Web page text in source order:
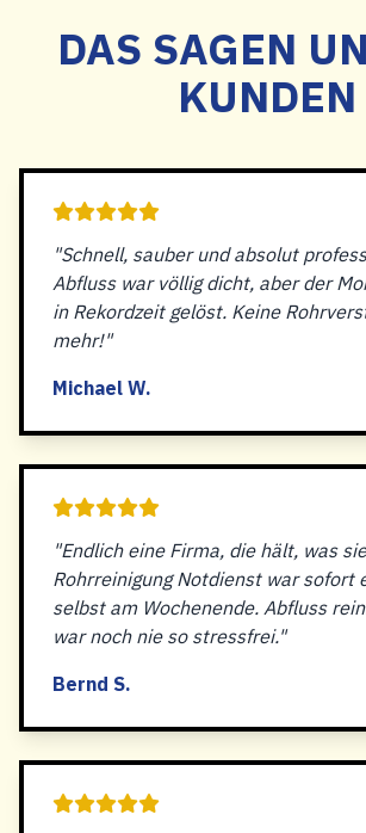
DAS SAGEN
KUNDEN
"Schnell, sauber und absolut
Abfluss war völlig dicht, aber der
in Rekordzeit gelöst. Keine
mehr!"
Michael W.
"Endlich eine Firma, die hält, was
Rohrreinigung Notdienst war sofort
selbst am Wochenende. Abfluss
war noch nie so stressfrei."
Bernd S.